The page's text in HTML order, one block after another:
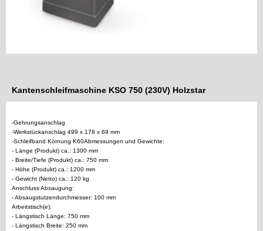
Kantenschleifmaschine KSO 750 (230V) Holzstar
-Gehrungsanschlag
-Werkstückanschlag 499 x 178 x 69 mm
-Schleifband Körnung K60Abmessungen und Gewichte:
- Länge (Produkt) ca.: 1300 mm
- Breite/Tiefe (Produkt) ca.: 750 mm
- Höhe (Produkt) ca.: 1200 mm
- Gewicht (Netto) ca.: 120 kg
Anschluss Absaugung:
- Absaugstutzendurchmesser: 100 mm
Arbeitstisch(e):
- Längstisch Länge: 750 mm
- Längstisch Breite: 250 mm